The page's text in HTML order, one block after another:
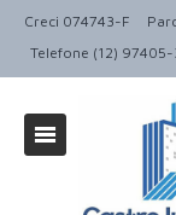
Creci 074743-F
Telefone (12)